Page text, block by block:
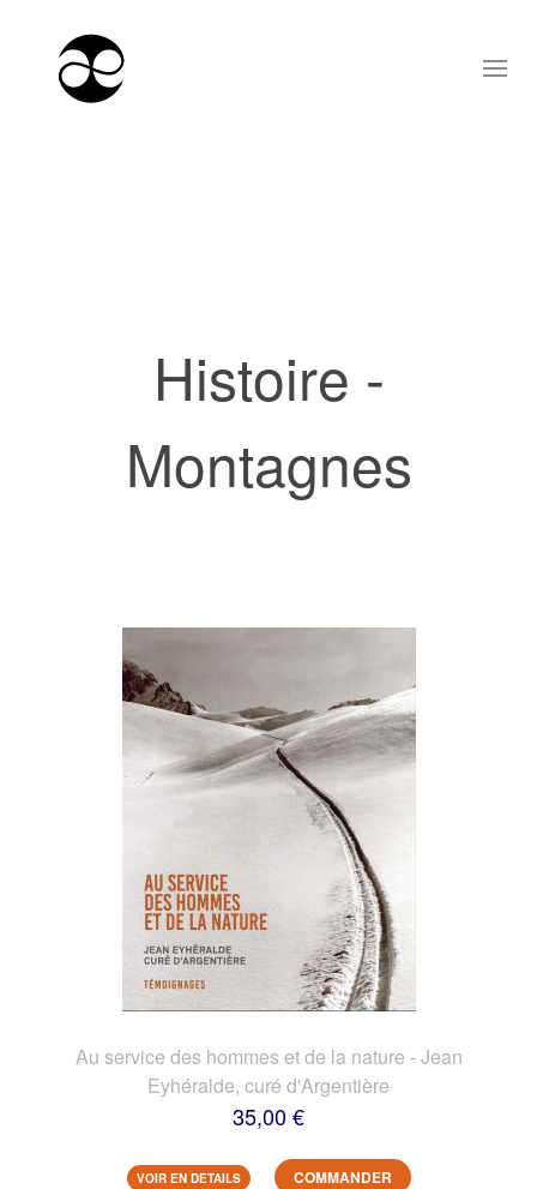
Histoire -
Montagnes
Au service des hommes et de la nature - Jean
Eyhéralde, curé d'Argentière
35,00 €
VOIR EN DETAILS COMMANDER